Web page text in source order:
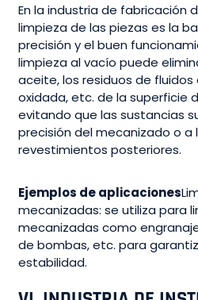
En la industria de fabricación
limpieza de las piezas es la
precisión y el buen
limpieza al vacío puede
aceite, los residuos de
oxidada, etc. de la superficie
evitando que las sustancias
precisión del mecanizado o a
revestimientos posteriores.
Ejemplos de aplicaciones
mecanizadas: se utiliza para
mecanizadas como
de bombas, etc. para
estabilidad.